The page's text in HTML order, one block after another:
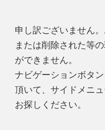
申し訳ございません
または削除された等
ができません。
ナビゲーションボタ
頂いて、サイドメニ
お探しください。